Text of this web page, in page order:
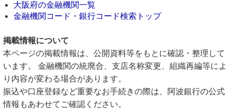
大阪府の金融機関一覧
金融機関コード・銀行コード検索トップ
掲載情報について
本ページの掲載情報は、公開資料等をもとに確認・整理して
います。 金融機関の統廃合、支店名称変更、組織再編等によ
り内容が変わる場合があります。
振込や口座登録など重要なお手続きの際は、阿波銀行の公式
情報もあわせてご確認ください。